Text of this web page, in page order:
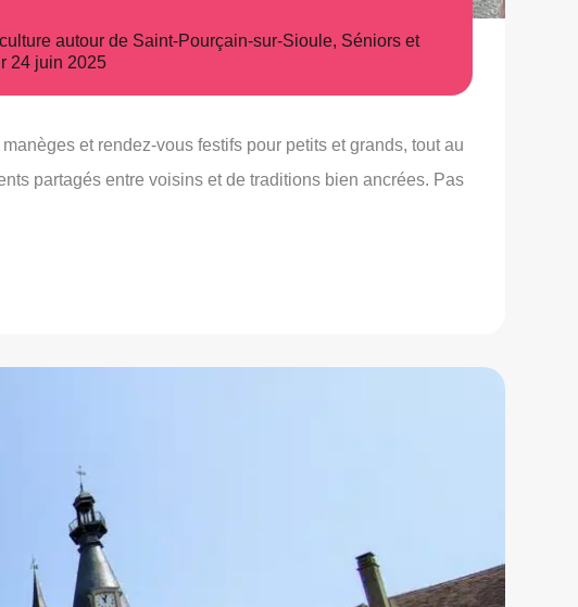
autour de Saint-Pourçain-sur-Sioule, Séniors et
24 juin 2025
et rendez-vous festifs pour petits et grands, tout au
partagés entre voisins et de traditions bien ancrées. Pas